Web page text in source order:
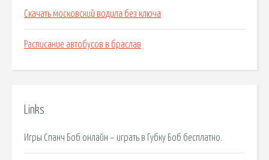
Скачать московский водила без ключа
Расписание автобусов в браслав
Links
Игры Спанч Боб онлайн – играть в Губку Боб бесплатно.